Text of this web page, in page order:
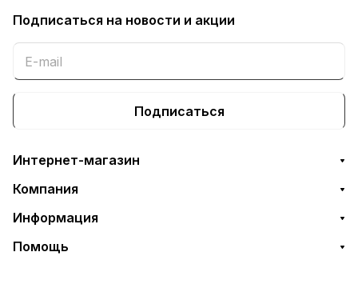
Подписаться на новости и акции
Подписаться
Интернет-магазин
Компания
Информация
Помощь